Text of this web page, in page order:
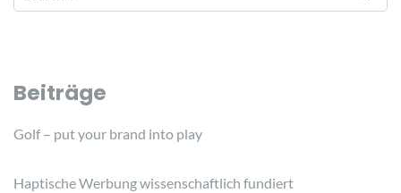
Beiträge
Golf – put your brand into play
Haptische Werbung wissenschaftlich fundiert